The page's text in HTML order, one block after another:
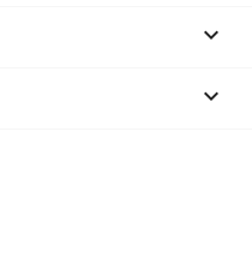

keyboard_arrow_down